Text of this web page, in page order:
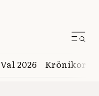
Val 2026 Krönikor